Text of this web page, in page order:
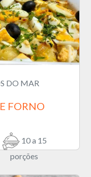
DO MAR
FORNO
10 a 15
porções